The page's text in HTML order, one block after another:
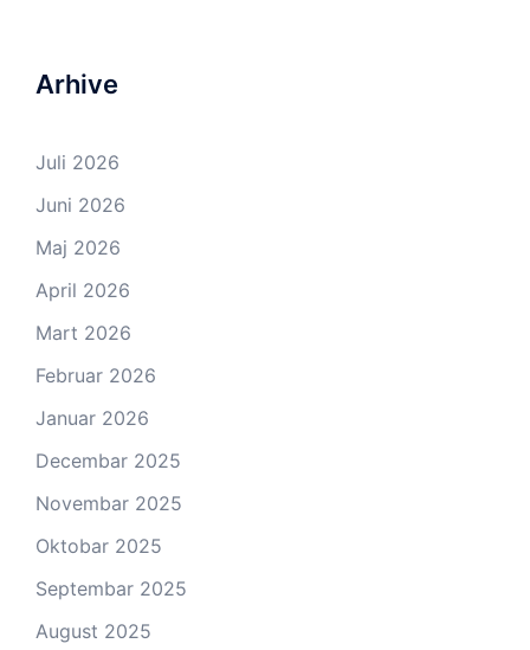
Arhive
Juli 2026
Juni 2026
Maj 2026
April 2026
Mart 2026
Februar 2026
Januar 2026
Decembar 2025
Novembar 2025
Oktobar 2025
Septembar 2025
August 2025